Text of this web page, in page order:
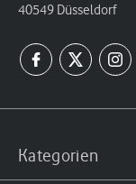
40549 Düsseldorf
Kategorien